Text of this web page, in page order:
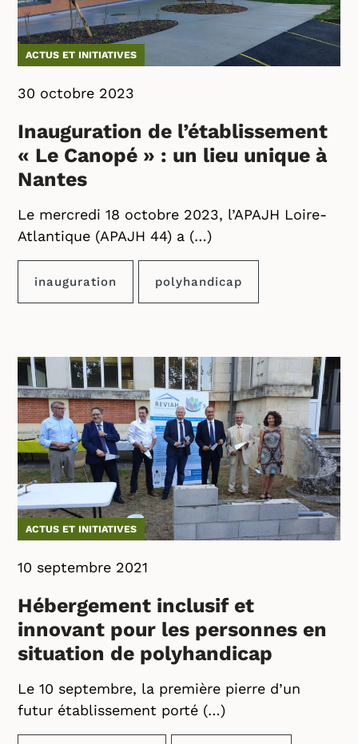
ACTUS ET INITIATIVES
30 octobre 2023
Inauguration de l’établissement
« Le Canopé » : un lieu unique à
Nantes
Le mercredi 18 octobre 2023, l’APAJH Loire-
Atlantique (APAJH 44) a (…)
inauguration polyhandicap
ACTUS ET INITIATIVES
10 septembre 2021
Hébergement inclusif et
innovant pour les personnes en
situation de polyhandicap
Le 10 septembre, la première pierre d’un
futur établissement porté (…)